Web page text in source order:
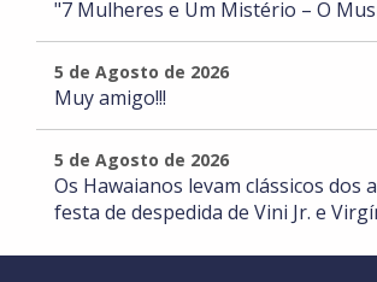
"7 Mulheres e Um Mistério – O
5 de Agosto de 2026
Muy amigo!!!
5 de Agosto de 2026
Os Hawaianos levam clássicos dos
festa de despedida de Vini Jr. e